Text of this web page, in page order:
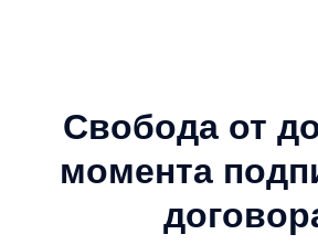
С первого дня – никаких
звонков коллекторов